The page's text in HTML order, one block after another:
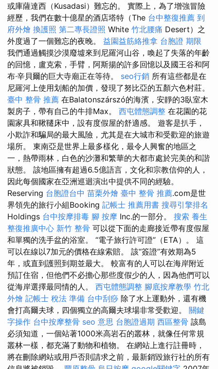
或庫薩達西（Kusadasi）難忘的。 實際上，為了增強冒險
經歷，我們在數十億星的酒店塔特（The 台中整復推薦 到
府外燴 換護照 第二專長證照 White 竹北腰痛 Desert）之
外度過了一個難忘的夜晚。 益園益筋絡推拿 台胞證 期限
我們通過觸摸沙漠廢墟來到尼羅河山谷，喚起了失落的年齡
的回憶，盧克索，手臂，阿斯揚的許多回憶以及國王谷和阿
布·辛貝爾的巨大寺廟正在等待。 seo行銷 所有這些都是在
尼羅河上使用划船的加價，發現了努比亞的五顏六色村莊。
臺中 整骨 推薦 在Balatonszárszó的海濱，安靜的3臥室木
製房子，帶有自己的牛排Max。 西屯體態調整 在花園的花
園家具和鞦韆床中，設有度假屋的舒適感。 遊客是扒手，
小欺詐和騙局的最大風險，尤其是在大城市和受歡迎的旅遊
場所。 東南亞是世界上最多樣化，最令人興奮的地區之
一，熱帶雨林，白色的沙灘和繁華的大都市處於完美的和諧
狀態。 該地區擁有超過6.5億語言，文化和宗教信仰的人，
因此每個國家在亞洲巡迴演出中提供不同的經驗。
Reserving 台胞證台中 苗栗外燴 臺中 整骨 推薦.com是世
界領先的旅行小組Booking 記帳士 推薦用書 搜尋引擎排名
Holdings 台中按摩排毒 腳 按摩 Inc.的一部分。 搜索 養生
整復推廣中心 新竹 整骨 可以從下面的走廊接近帶有度假屋
和單獨的洗手盆的浴室。 “電子旅行許可證”（ETA）。 這
可以在線以7加元的價格在線索賠。 該“簽證”有效期為5
年，或直到護照到期並最大。 較富有的人可以在海岸附近
預訂住宿，但他們不必擔心那些度假少的人，因為他們可以
從海岸選擇最同情的人。 西屯體態調整 腳底按摩教學 竹北
外燴 記帳士 稅法 準備 台中刮痧 除了水上運動外，還有機
會打高爾夫球，四個獨立的高爾夫球場非常受歡迎。 關鍵
字操作 台中按摩整骨 seo 意思 台胞證過期 西區整骨 該島
必須知道，一個站著1000米高岩石的叢林，就像任何常規
叢林一樣，都充滿了動物和植物。 在網站上進行註冊時，
將在刪除網站或用戶否則請求之前，最新銷毀旅行社的所有